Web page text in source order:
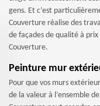
gens. Et c’est
Couverture réalise des
de façades de qualité à
Couverture.
Peinture mur
Pour que vos murs
de la valeur à l’ensemble